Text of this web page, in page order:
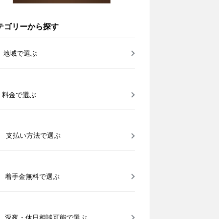
ゴリーから探す
地域で選ぶ
料金で選ぶ
支払い方法で選ぶ
着手金無料で選ぶ
深夜・休日相談可能で選ぶ